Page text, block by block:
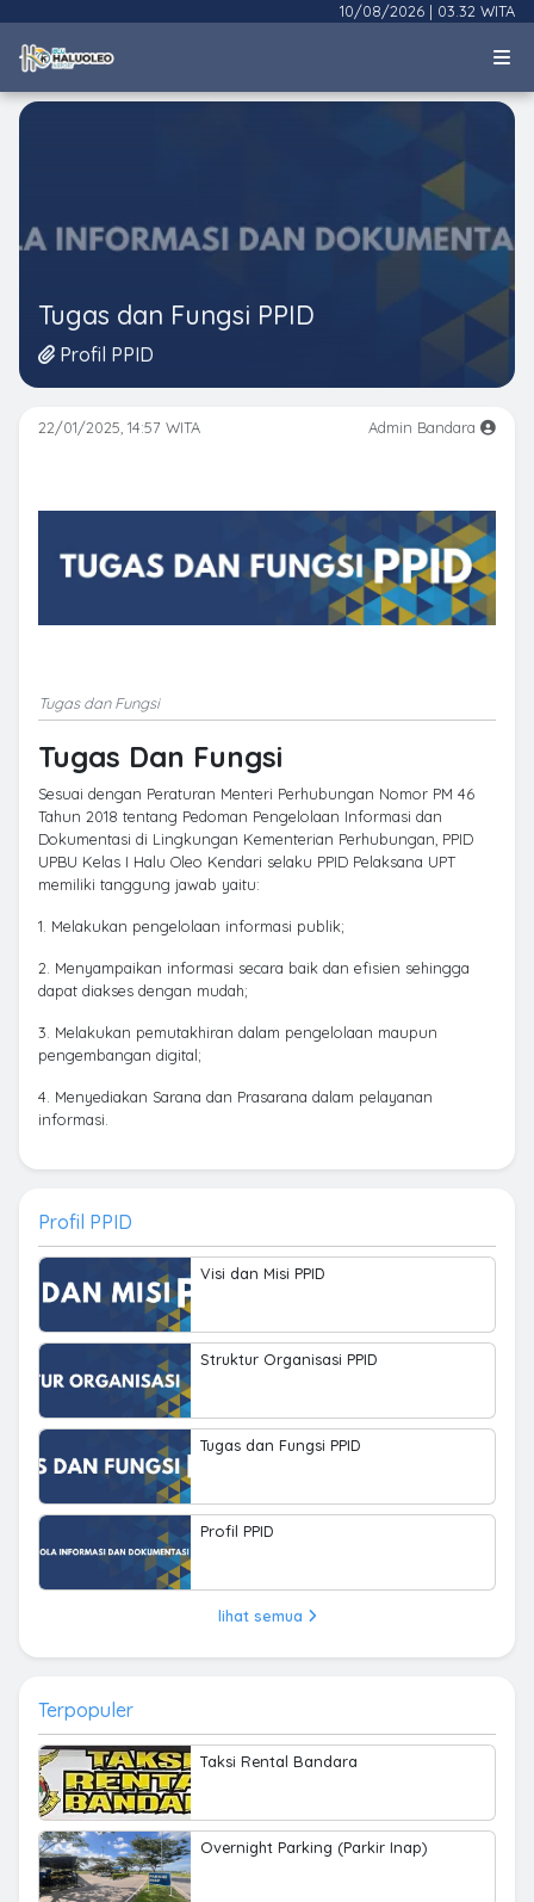
10/08/2026 | 03.32 WITA
Tugas dan Fungsi PPID
Profil PPID
22/01/2025, 14:57 WITA Admin Bandara
Tugas dan Fungsi
Tugas Dan Fungsi
Sesuai dengan Peraturan Menteri Perhubungan Nomor PM 46
Tahun 2018 tentang Pedoman Pengelolaan Informasi dan
Dokumentasi di Lingkungan Kementerian Perhubungan, PPID
UPBU Kelas I Halu Oleo Kendari selaku PPID Pelaksana UPT
memiliki tanggung jawab yaitu:
1. Melakukan pengelolaan informasi publik;
2. Menyampaikan informasi secara baik dan efisien sehingga
dapat diakses dengan mudah;
3. Melakukan pemutakhiran dalam pengelolaan maupun
pengembangan digital;
4. Menyediakan Sarana dan Prasarana dalam pelayanan
informasi.
Profil PPID
Visi dan Misi PPID
Struktur Organisasi PPID
Tugas dan Fungsi PPID
Profil PPID
lihat semua
Terpopuler
Taksi Rental Bandara
Overnight Parking (Parkir Inap)